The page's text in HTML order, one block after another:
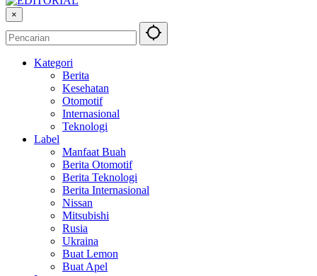
×
Kategori
Berita
Kesehatan
Otomotif
Internasional
Teknologi
Label
Manfaat Buah
Berita Otomotif
Berita Teknologi
Berita Internasional
Nissan
Mitsubishi
Rusia
Ukraina
Buat Lemon
Buat Apel